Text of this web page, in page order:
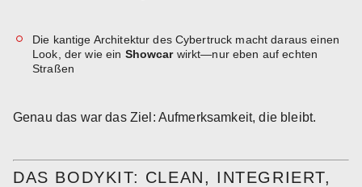
Die kantige Architektur des Cybertruck macht daraus einen
Look, der wie ein Showcarwirkt—nur eben auf echten
Straßen
Genau das war das Ziel: Aufmerksamkeit, die bleibt.
DAS BODYKIT: CLEAN, INTEGRIERT,